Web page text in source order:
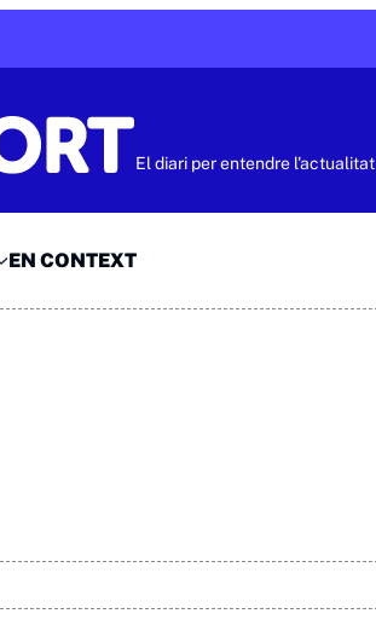
El diari per entendre l'actualitat
EN CONTEXT